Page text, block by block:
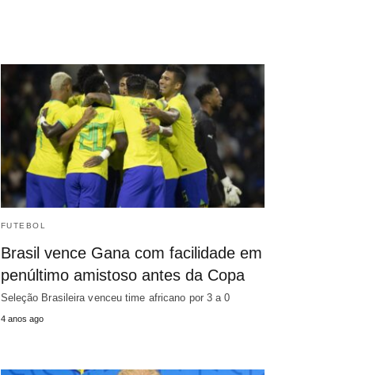
FUTEBOL
Brasil vence Gana com facilidade em
penúltimo amistoso antes da Copa
Seleção Brasileira venceu time africano por 3 a 0
4 anos ago